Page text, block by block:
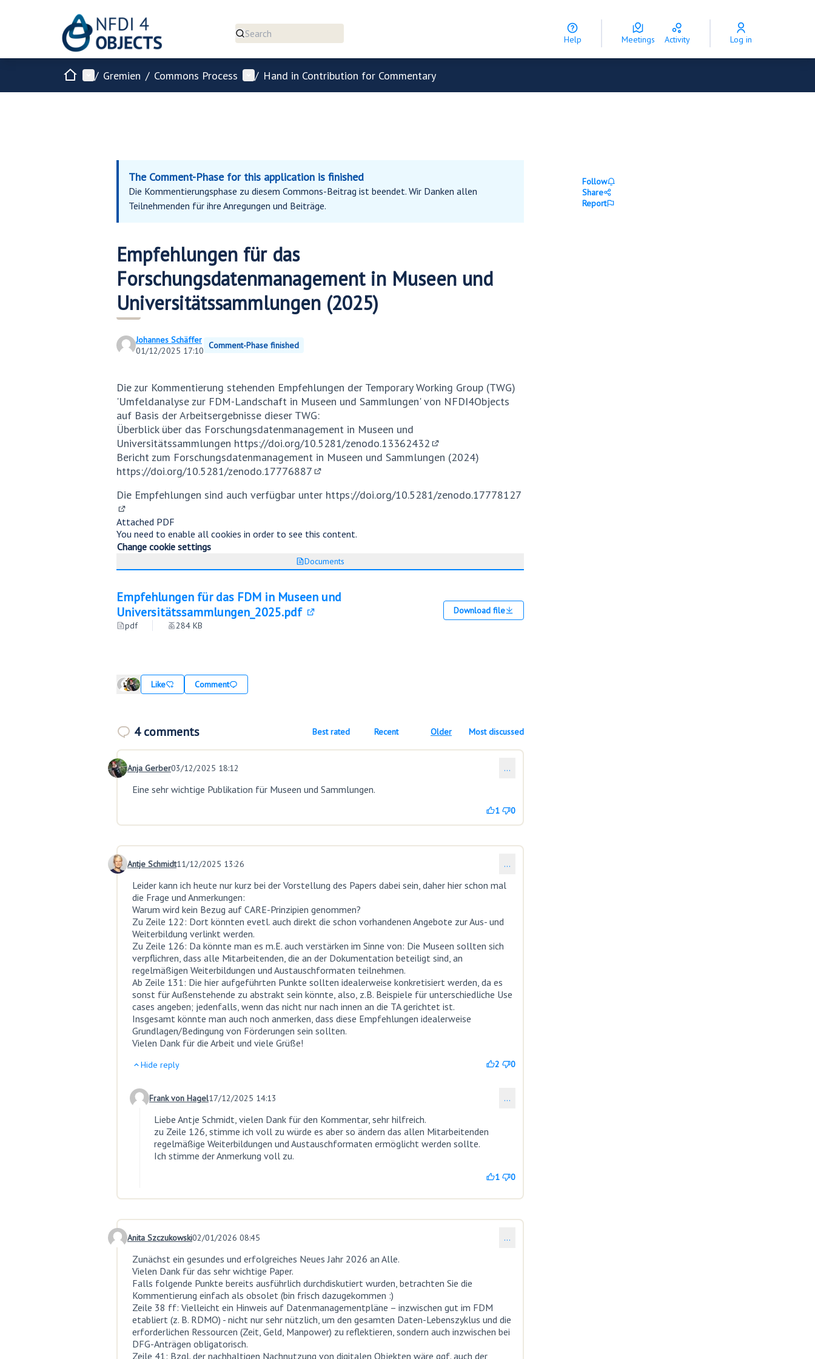
Help Meetings Activity Log in
HomeMain menu
/ Gremien / Commons Process User menu
/ Hand in Contribution for Commentary
The Comment-Phase for this application is finished
Die Kommentierungsphase zu diesem Commons-Beitrag ist beendet. Wir Danken allen
Teilnehmenden für ihre Anregungen und Beiträge.
Empfehlungen für das
Forschungsdatenmanagement in Museen und
Universitätssammlungen (2025)
Johannes Schäffer
01/12/2025 17:10 Comment-Phase finished
Die zur Kommentierung stehenden Empfehlungen der Temporary Working Group (TWG)
'Umfeldanalyse zur FDM-Landschaft in Museen und Sammlungen' von NFDI4Objects
auf Basis der Arbeitsergebnisse dieser TWG:
Überblick über das Forschungsdatenmanagement in Museen und
Universitätssammlungen https://doi.org/10.5281/zenodo.13362432
(External link)
Bericht zum Forschungsdatenmanagement in Museen und Sammlungen (2024)
https://doi.org/10.5281/zenodo.17776887
Die Empfehlungen sind auch verfügbar unter https://doi.org/10.5281/zenodo.17778127
(External link)
Attached PDF
You need to enable all cookies in order to see this content.
Change cookie settings
Documents
Empfehlungen für das FDM in Museen und
Universitätssammlungen_2025.pdf
pdf 284 KB
Download file
Like Comment
Follow
Share
Report
4 comments Best rated Recent Older Most discussed
Comment 27
Anja Gerber03/12/2025 18:12 …
Eine sehr wichtige Publikation für Museen und Sammlungen.
1 0
Comment 28
Antje Schmidt11/12/2025 13:26 …
Leider kann ich heute nur kurz bei der Vorstellung des Papers dabei sein, daher hier schon mal
die Frage und Anmerkungen:
Warum wird kein Bezug auf CARE-Prinzipien genommen?
Zu Zeile 122: Dort könnten evetl. auch direkt die schon vorhandenen Angebote zur Aus- und
Weiterbildung verlinkt werden.
Zu Zeile 126: Da könnte man es m.E. auch verstärken im Sinne von: Die Museen sollten sich
verpflichren, dass alle Mitarbeitenden, die an der Dokumentation beteiligt sind, an
regelmäßigen Weiterbildungen und Austauschformaten teilnehmen.
Ab Zeile 131: Die hier aufgeführten Punkte sollten idealerweise konkretisiert werden, da es
sonst für Außenstehende zu abstrakt sein könnte, also, z.B. Beispiele für unterschiedliche Use
cases angeben; jedenfalls, wenn das nicht nur nach innen an die TA gerichtet ist.
Insgesamt könnte man auch noch anmerken, dass diese Empfehlungen idealerweise
Grundlagen/Bedingung von Förderungen sein sollten.
Vielen Dank für die Arbeit und viele Grüße!
Hide reply 2 0
Comment 29 (reply to comment 28)
Frank von Hagel17/12/2025 14:13 …
Liebe Antje Schmidt, vielen Dank für den Kommentar, sehr hilfreich.
zu Zeile 126, stimme ich voll zu würde es aber so ändern das allen Mitarbeitenden
regelmäßige Weiterbildungen und Austauschformaten ermöglicht werden sollte.
Ich stimme der Anmerkung voll zu.
1 0
Comment 30
Anita Szczukowski02/01/2026 08:45 …
Zunächst ein gesundes und erfolgreiches Neues Jahr 2026 an Alle.
Vielen Dank für das sehr wichtige Paper.
Falls folgende Punkte bereits ausführlich durchdiskutiert wurden, betrachten Sie die
Kommentierung einfach als obsolet (bin frisch dazugekommen :)
Zeile 38 ff: Vielleicht ein Hinweis auf Datenmanagementpläne – inzwischen gut im FDM
etabliert (z. B. RDMO) - nicht nur sehr nützlich, um den gesamten Daten-Lebenszyklus und die
erforderlichen Ressourcen (Zeit, Geld, Manpower) zu reflektieren, sondern auch inzwischen bei
DFG-Anträgen obligatorisch.
Zeile 41: Bzgl. der nachhaltigen Nachnutzung von digitalen Objekten wäre ggf. auch der